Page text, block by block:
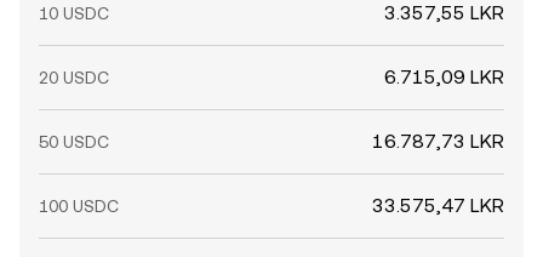
10 USDC 3.357,55 LKR
20 USDC 6.715,09 LKR
50 USDC 16.787,73 LKR
100 USDC 33.575,47 LKR